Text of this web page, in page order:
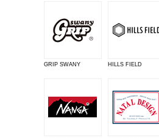
GRIP SWANY HILLS FIELD